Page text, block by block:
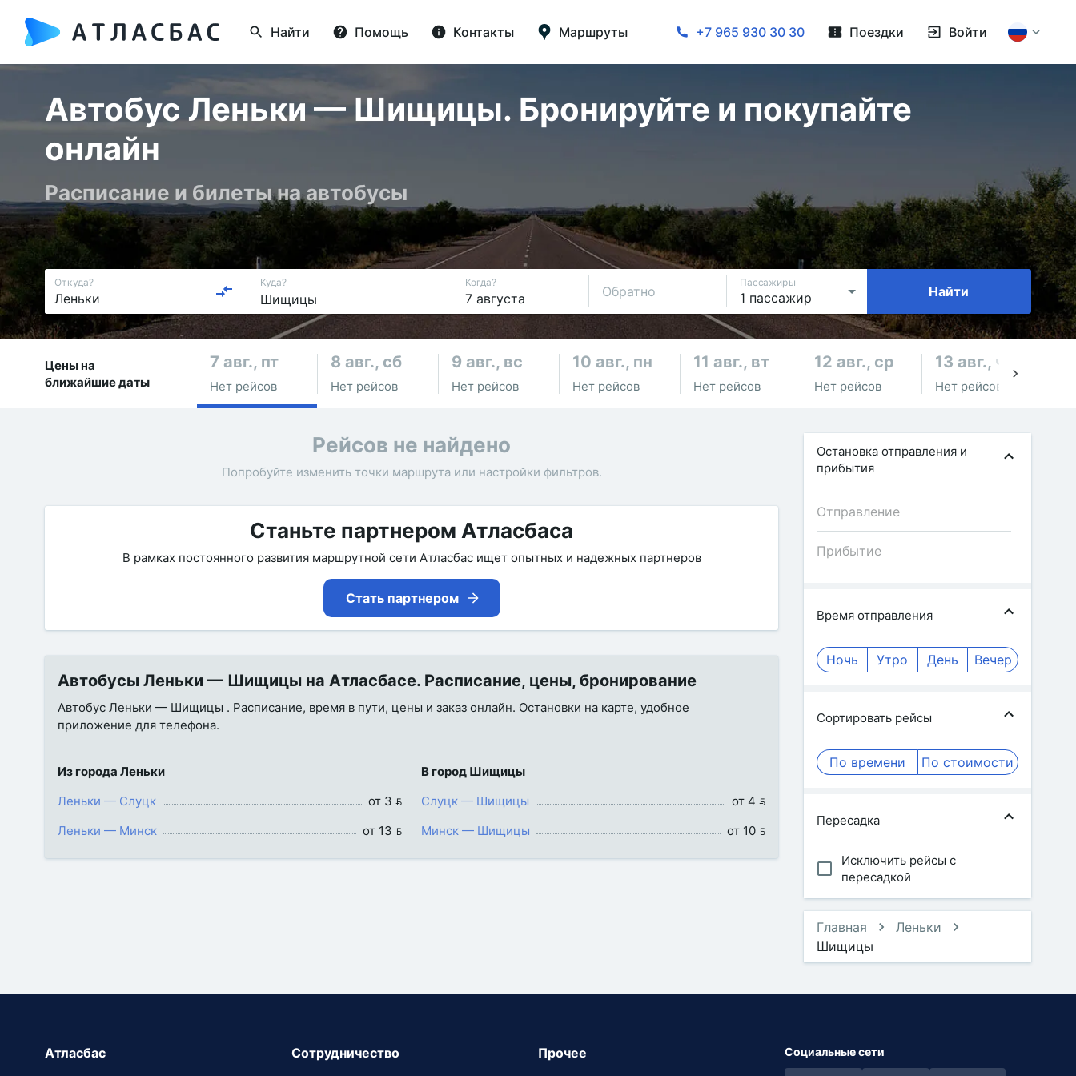
Найти Помощь Контакты Маршруты +7 965 930 30 30 Поездки Войти
Автобус Леньки — Шищицы. Бронируйте и покупайте
онлайн
Расписание и билеты на автобусы
Откуда? Куда? Когда?
Обратно
Пассажиры
Найти
Цены на
ближайшие даты
7 авг., пт
Нет рейсов
8 авг., сб
Нет рейсов
9 авг., вс
Нет рейсов
10 авг., пн
Нет рейсов
11 авг., вт
Нет рейсов
12 авг., ср
Нет рейсов
13 авг., чт
Нет рейсов
Рейсов не найдено
Попробуйте изменить точки маршрута или настройки фильтров.
Станьте партнером Атласбаса
В рамках постоянного развития маршрутной сети Атласбас ищет опытных и надежных партнеров
Стать партнером
Автобусы Леньки — Шищицы на Атласбасе. Расписание, цены, бронирование
Автобус Леньки — Шищицы . Расписание, время в пути, цены и заказ онлайн. Остановки на карте, удобное
приложение для телефона.
Из города Леньки
Леньки — Слуцк
от 3 
Леньки — Минск
от 13 
В город Шищицы
Слуцк — Шищицы
от 4 
Минск — Шищицы
от 10 
Остановка отправления и
прибытия
Время отправления
Ночь Утро День Вечер
Сортировать рейсы
По времени По стоимости
Пересадка
Исключить рейсы с
пересадкой
Главная
Леньки
Шищицы
Атласбас Сотрудничество Прочее Социальные сети